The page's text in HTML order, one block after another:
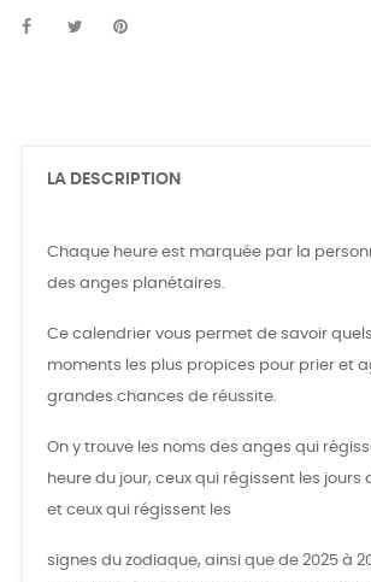
LA DESCRIPTION
Chaque heure est marquée par la
des anges planétaires.
Ce calendrier vous permet de savoir
moments les plus propices pour prier et
grandes chances de réussite.
On y trouve les noms des anges qui
heure du jour, ceux qui régissent les jours
et ceux qui régissent les
signes du zodiaque, ainsi que de 2025 à